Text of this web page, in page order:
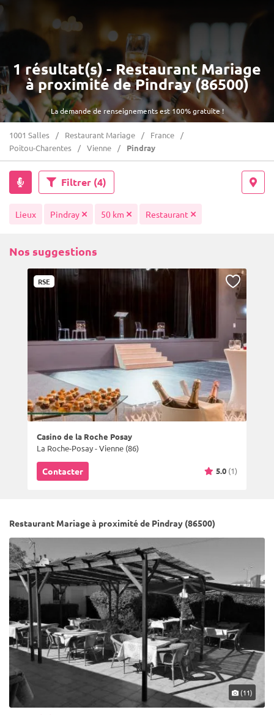
La demande de renseignements est 100% gratuite !
1 résultat(s) - Restaurant Mariage
à proximité de Pindray (86500)
1001 Salles Restaurant Mariage
France
Poitou-Charentes
Vienne Pindray
Filtrer (4)
Lieux Pindray 50 km Restaurant
Nos suggestions
RSE
Casino de la Roche Posay
La Roche-Posay - Vienne (86)
Contacter 5.0 (1)
Restaurant Mariage à proximité de Pindray (86500)
(11)